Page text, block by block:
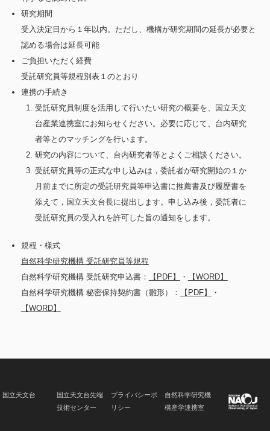
研究期間
受入決定日から１年以内。ただし、機構が研究期間の延長が必要と
認める場合は延長可能
ご負担いただく経費
受託研究員等規程別表１のとおり
連携の手続き
受託研究員制度を活用して行いたい研究の概要を、国立天文
台産業連携室にお知らせください。必要に応じて、台内研究
者等とのマッチングを行います。
研究の内容について、台内研究者等とよくご相談ください。
受託研究員等の正式な申し込みは，委託者が研究開始の１か
月前までに所定の受託研究員等申込書に推薦書及び履歴書を
添えて，国立天文台長に提出します。申し込み後，委託者に
受託研究員の受入れを許可した旨の通知をします。
規程・様式
自然科学研究機構 受託研究員等規程
自然科学研究機構 受託研究申込書：
【PDF】 ・
【WORD】
自然科学研究機構 秘密保持契約書（雛形）：
【PDF】
・
【WORD】
国立天文台
国立天文台先端
技術センター
プライバシーポ
リシー
自然科学研究機
構産学連携室